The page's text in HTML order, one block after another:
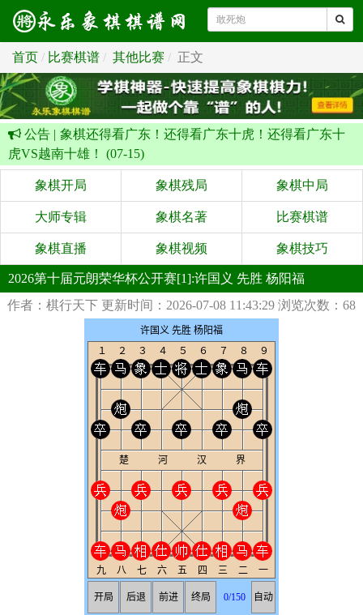
首页 比赛棋谱 其他比赛 正文
公告 | 象棋还得看广东！还得看广东十虎！还得看广东十
虎VS越南十雄！ (07-15)
象棋开局 象棋残局 象棋中局
大师专辑 象棋名著 比赛棋谱
象棋直播 象棋视频 象棋技巧
2026第十届元朗荣华杯公开赛[1]:许国义 先胜 杨阳福
作者：棋行天下 更新时间：2026-07-08 11:43:29 浏览次数：68